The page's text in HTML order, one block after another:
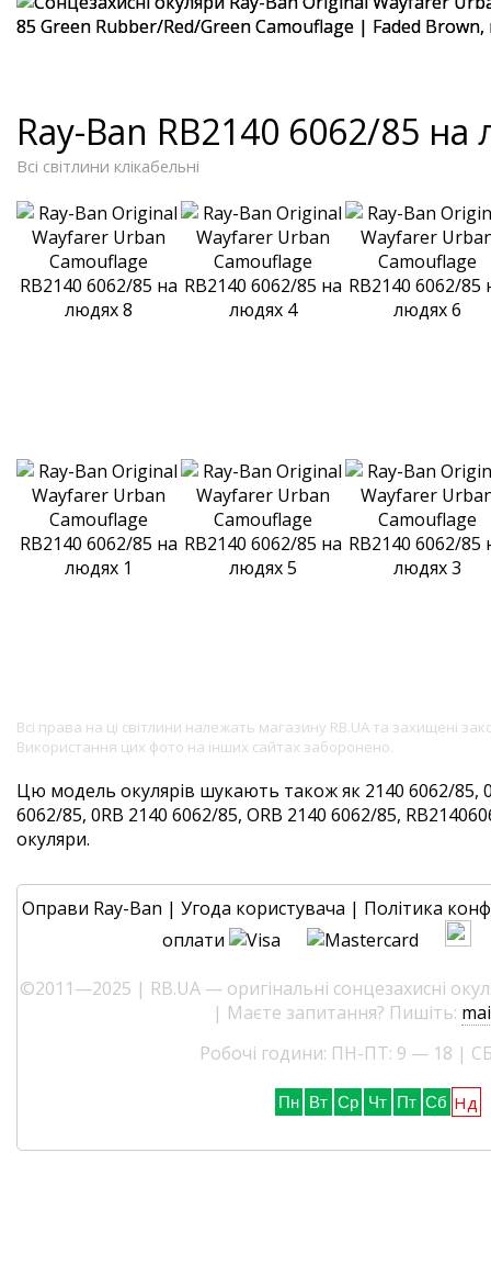
Ray-Ban RB2140 6062/85 на
Всі світлини клікабельні
Всі права на ці світлини належать магазину RB.UA та захищені
Використання цих фото на інших сайтах заборонено.
Цю модель окулярів шукають також як 2140 6062/85,
6062/85, 0RB 2140 6062/85, ORB 2140 6062/85,
окуляри.
Оправи Ray-Ban | Угода користувача | Політика
оплати
©2011—2025 | RB.UA — оригінальні сонцезахисні
| Маєте запитання? Пишіть:
Робочі години: ПН-ПТ: 9 — 18 |
Пн Вт Ср Чт Пт Сб Нд